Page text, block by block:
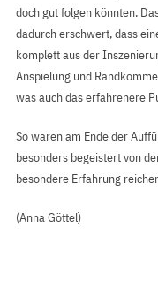
doch gut folgen könnten.
dadurch erschwert, dass
komplett aus der
Anspielung und
was auch das erfahrenere
So waren am Ende der
besonders begeistert von
besondere Erfahrung
(Anna Göttel)